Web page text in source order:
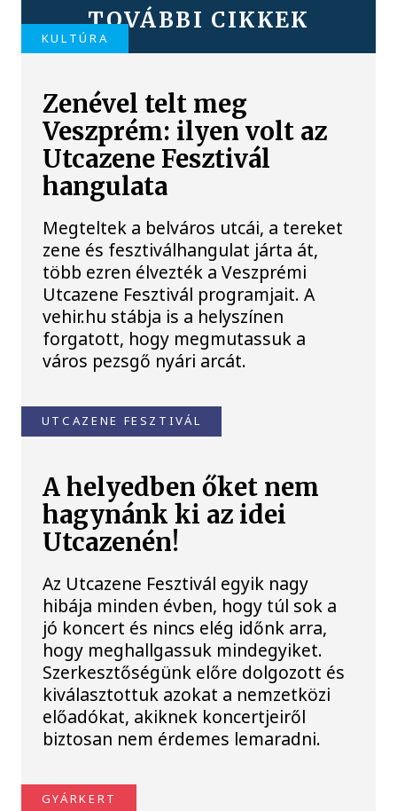
TOVÁBBI CIKKEK
KULTÚRA
Zenével telt meg
Veszprém: ilyen volt az
Utcazene Fesztivál
hangulata
Megteltek a belváros utcái, a tereket
zene és fesztiválhangulat járta át,
több ezren élvezték a Veszprémi
Utcazene Fesztivál programjait. A
vehir.hu stábja is a helyszínen
forgatott, hogy megmutassuk a
város pezsgő nyári arcát.
UTCAZENE FESZTIVÁL
A helyedben őket nem
hagynánk ki az idei
Utcazenén!
Az Utcazene Fesztivál egyik nagy
hibája minden évben, hogy túl sok a
jó koncert és nincs elég időnk arra,
hogy meghallgassuk mindegyiket.
Szerkesztőségünk előre dolgozott és
kiválasztottuk azokat a nemzetközi
előadókat, akiknek koncertjeiről
biztosan nem érdemes lemaradni.
GYÁRKERT